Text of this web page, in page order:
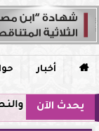
 أخبار
يحدث الآن